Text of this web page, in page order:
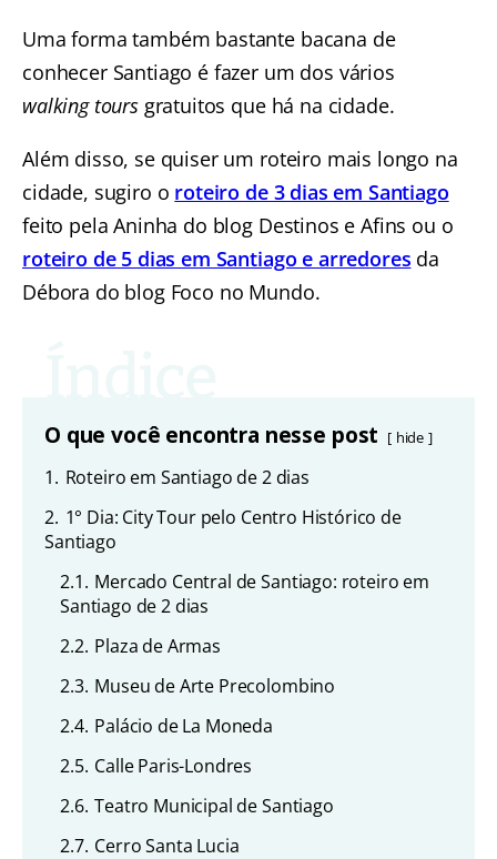
Uma forma também bastante bacana de
conhecer Santiago é fazer um dos vários
walking toursgratuitos que há na cidade.
Além disso, se quiser um roteiro mais longo na
cidade, sugiro o roteiro de 3 dias em Santiago
feito pela Aninha do blog Destinos e Afins ou o
roteiro de 5 dias em Santiago e arredores da
Débora do blog Foco no Mundo.
O que você encontra nesse post hide
1. Roteiro em Santiago de 2 dias
2. 1° Dia: City Tour pelo Centro Histórico de
Santiago
2.1. Mercado Central de Santiago: roteiro em
Santiago de 2 dias
2.2. Plaza de Armas
2.3. Museu de Arte Precolombino
2.4. Palácio de La Moneda
2.5. Calle Paris-Londres
2.6. Teatro Municipal de Santiago
2.7. Cerro Santa Lucia